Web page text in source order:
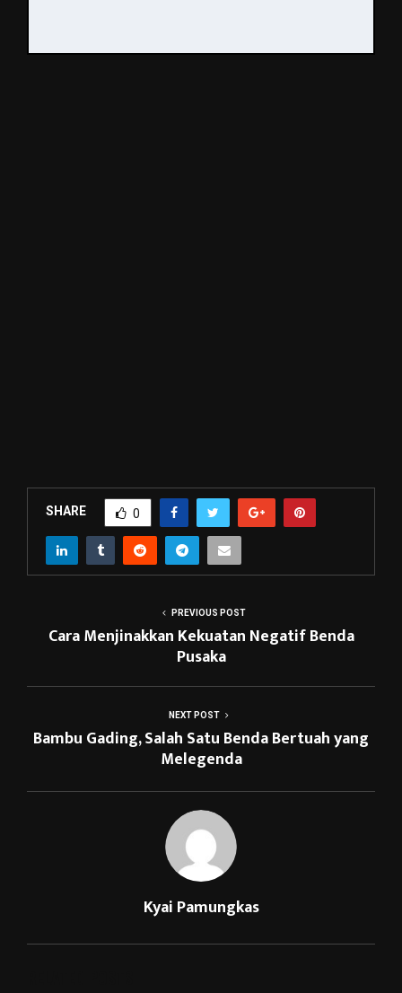
SHARE 0
PREVIOUS POST
Cara Menjinakkan Kekuatan Negatif Benda
Pusaka
NEXT POST
Bambu Gading, Salah Satu Benda Bertuah yang
Melegenda
Kyai Pamungkas